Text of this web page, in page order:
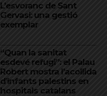
L’esvoranc de Sant
Gervasi: una gestió
exemplar
“Quan la sanitat
esdevé refugi”: el Palau
Robert mostra l’acollida
d’infants palestins en
hospitals catalans